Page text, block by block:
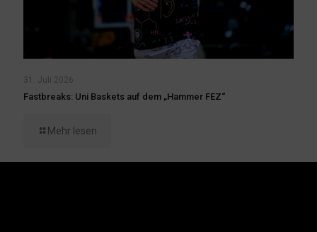
31. Juli 2026
Fastbreaks: Uni Baskets auf dem „Hammer FEZ“
Mehr lesen